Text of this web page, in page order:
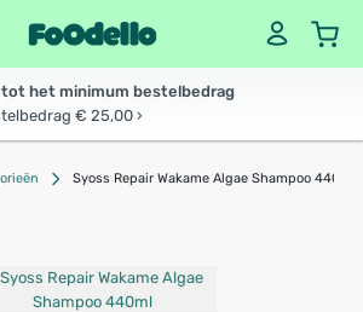
het minimum bestelbedrag
€ 25,00 ›
Syoss Repair Wakame Algae Shampoo 440ml